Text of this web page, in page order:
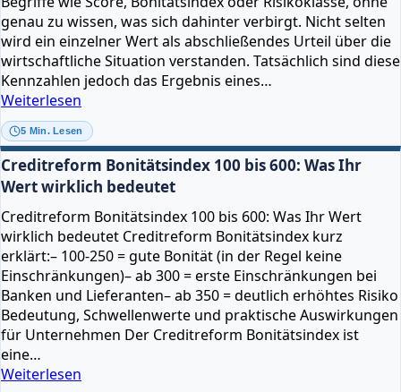
genau zu wissen, was sich dahinter verbirgt. Nicht selten
wird ein einzelner Wert als abschließendes Urteil über die
wirtschaftliche Situation verstanden. Tatsächlich sind diese
Kennzahlen jedoch das Ergebnis eines…
Weiterlesen
Bonitätsindex
und
Risikoklassen
bei
Creditreform
entstehen
5 Min. Lesen
Creditreform Bonitätsindex 100 bis 600: Was Ihr
Wert wirklich bedeutet
Creditreform Bonitätsindex 100 bis 600: Was Ihr Wert
wirklich bedeutet Creditreform Bonitätsindex kurz
erklärt:– 100-250 = gute Bonität (in der Regel keine
Einschränkungen)– ab 300 = erste Einschränkungen bei
Banken und Lieferanten– ab 350 = deutlich erhöhtes Risiko
Bedeutung, Schwellenwerte und praktische Auswirkungen
für Unternehmen Der Creditreform Bonitätsindex ist
eine…
Weiterlesen